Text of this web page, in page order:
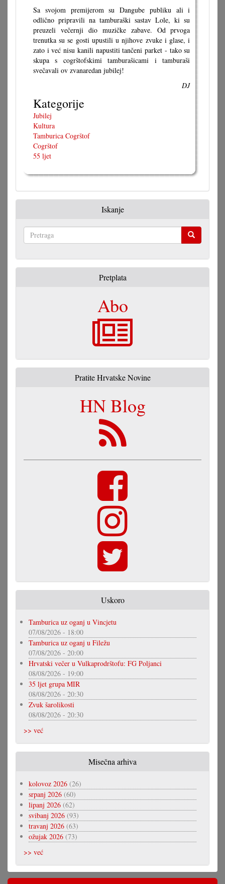
Sa svojom premijerom su Dangube publiku ali i
odlično pripravili na tamburaški sastav Lole, ki su
preuzeli večernji dio muzičke zabave. Od prvoga
trenutka su se gosti upustili u njihove zvuke i glase, i
zato i već nisu kanili napustiti tančeni parket - tako su
skupa s cogrštofskimi tamburašicami i tamburaši
svečavali ov zvanaredan jubilej!
DJ
Kategorije
Jubilej
Kultura
Tamburica Cogrštof
Cogrštof
55 ljet
Iskanje
Pretplata
Abo
Pratite Hrvatske Novine
HN Blog
Uskoro
Tamburica uz oganj u Vincjetu
07/08/2026 - 18:00
Tamburica uz oganj u Filežu
07/08/2026 - 20:00
Hrvatski večer u Vulkaprodrštofu: FG Poljanci
08/08/2026 - 19:00
35 ljet grupa MIR
08/08/2026 - 20:30
Zvuk šarolikosti
08/08/2026 - 20:30
>> već
Misečna arhiva
kolovoz 2026 (26)
srpanj 2026 (60)
lipanj 2026 (62)
svibanj 2026 (93)
travanj 2026 (63)
ožujak 2026 (73)
>> već